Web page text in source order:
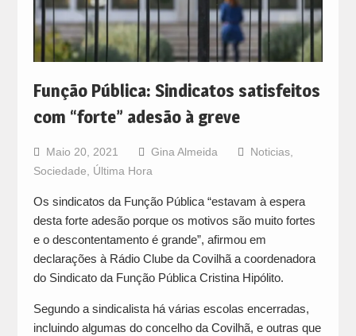
Função Pública: Sindicatos satisfeitos
com “forte” adesão à greve
Maio 20, 2021 Gina Almeida Noticias,
Sociedade
Última Hora
Os sindicatos da Função Pública “estavam à espera
desta forte adesão porque os motivos são muito fortes
e o descontentamento é grande”, afirmou em
declarações à Rádio Clube da Covilhã a coordenadora
do Sindicato da Função Pública Cristina Hipólito.
Segundo a sindicalista há várias escolas encerradas,
incluindo algumas do concelho da Covilhã, e outras que